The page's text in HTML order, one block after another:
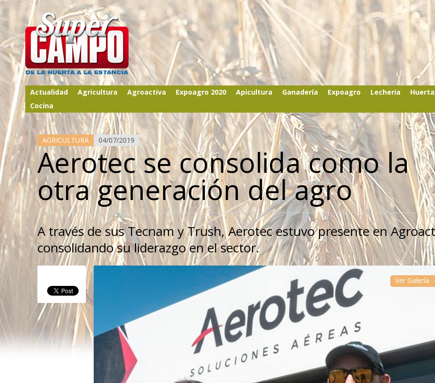
Actualidad Agricultura Agroactiva Expoagro 2020 Apicultura Ganadería Expoagro Lecheria
Cocina
AGRICULTURA 04/07/2019
Aerotec se consolida como la
otra generación del agro
A través de sus Tecnam y Trush, Aerotec estuvo presente en
consolidando su liderazgo en el sector.
Ver Galería